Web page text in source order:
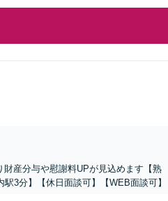
産分与や慰謝料UPが見込めます【熟
3分】【休日面談可】【WEB面談可】